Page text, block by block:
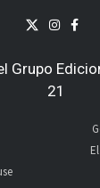
Grupo
21